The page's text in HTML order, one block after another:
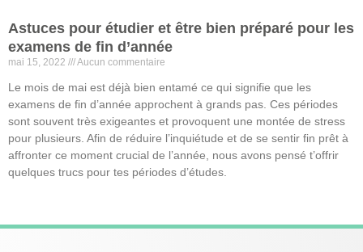
Astuces pour étudier et être bien préparé pour les
examens de fin d’année
mai 15, 2022 Aucun commentaire
Le mois de mai est déjà bien entamé ce qui signifie que les
examens de fin d’année approchent à grands pas. Ces périodes
sont souvent très exigeantes et provoquent une montée de stress
pour plusieurs. Afin de réduire l’inquiétude et de se sentir fin prêt à
affronter ce moment crucial de l’année, nous avons pensé t’offrir
quelques trucs pour tes périodes d’études.